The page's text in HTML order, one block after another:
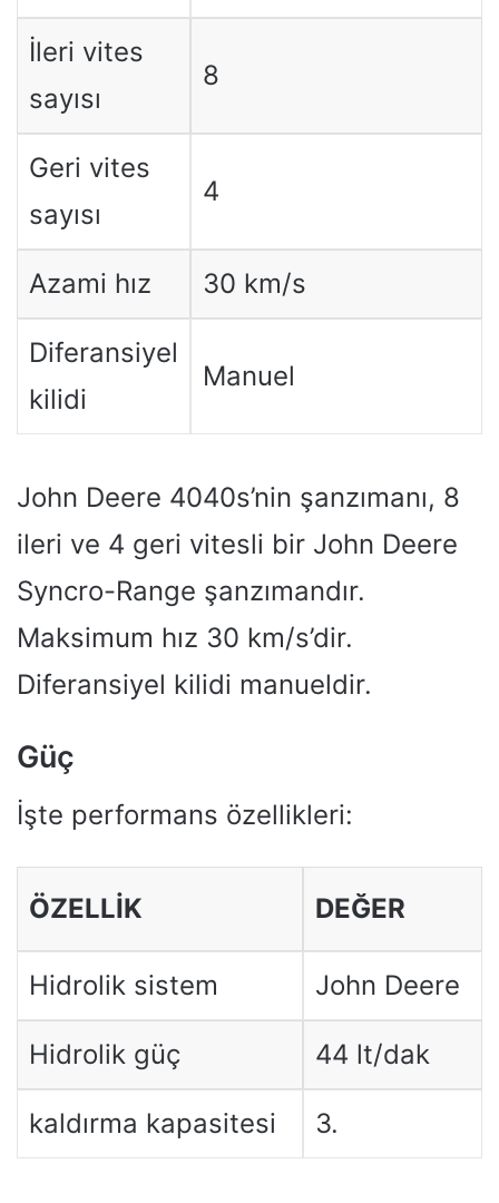
İleri vites
sayısı
8
Geri vites
sayısı
4
Azami hız 30 km/s
Diferansiyel
kilidi
Manuel
John Deere 4040s’nin şanzımanı, 8
ileri ve 4 geri vitesli bir John Deere
Syncro-Range şanzımandır.
Maksimum hız 30 km/s’dir.
Diferansiyel kilidi manueldir.
Güç
İşte performans özellikleri:
ÖZELLIK DEĞER
Hidrolik sistem John Deere
Hidrolik güç 44 lt/dak
kaldırma kapasitesi 3.